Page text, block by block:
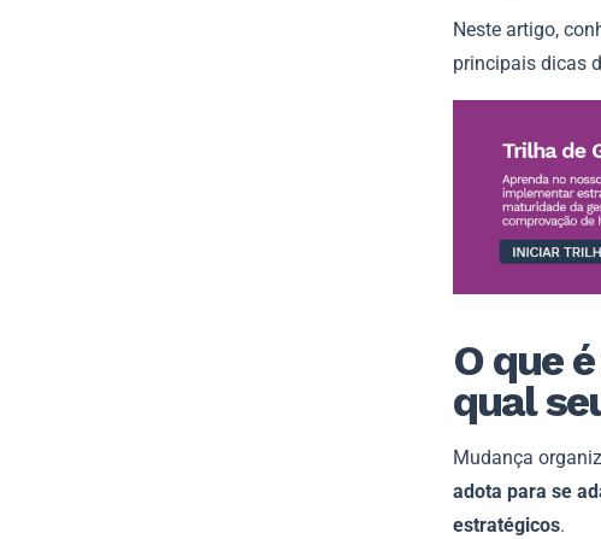
Neste artigo,
principais dicas
O que
qual
Mudança
adota para se
estratégicos.